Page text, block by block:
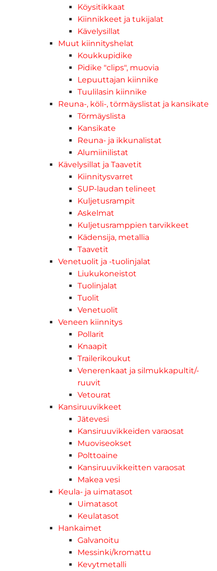
Köysitikkaat
Kiinnikkeet ja tukijalat
Kävelysillat
Muut kiinnityshelat
Koukkupidike
Pidike "clips", muovia
Lepuuttajan kiinnike
Tuulilasin kiinnike
Reuna-, köli-, törmäyslistat ja kansikate
Törmäyslista
Kansikate
Reuna- ja ikkunalistat
Alumiinilistat
Kävelysillat ja Taavetit
Kiinnitysvarret
SUP-laudan telineet
Kuljetusrampit
Askelmat
Kuljetusramppien tarvikkeet
Kädensija, metallia
Taavetit
Venetuolit ja -tuolinjalat
Liukukoneistot
Tuolinjalat
Tuolit
Venetuolit
Veneen kiinnitys
Pollarit
Knaapit
Trailerikoukut
Venerenkaat ja silmukkapultit/-
ruuvit
Vetourat
Kansiruuvikkeet
Jätevesi
Kansiruuvikkeiden varaosat
Muoviseokset
Polttoaine
Kansiruuvikkeitten varaosat
Makea vesi
Keula- ja uimatasot
Uimatasot
Keulatasot
Hankaimet
Galvanoitu
Messinki/kromattu
Kevytmetalli